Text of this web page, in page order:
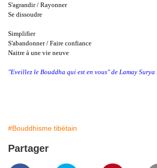
S'agrandir / Rayonner
Se dissoudre
Simplifier
S'abandonner / Faire confiance
Naitre à une vie neuve
"Eveillez le Bouddha qui est en vous" de Lamay Surya
#Bouddhisme tibétain
Partager